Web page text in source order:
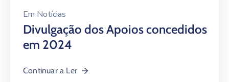
Em Notícias
Divulgação dos Apoios concedidos
em 2024
Continuar a Ler